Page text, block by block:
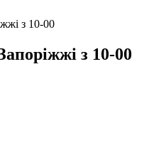
з 10-00
з 10-00